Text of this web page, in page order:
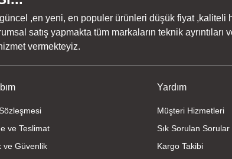
,en yeni, en populer ürünleri düşük fiyat ,kaliteli
satış yapmakta tüm markaların teknik ayrıntıları
vermekteyiz.
ve Teslimat
ve Güvenlik
Yardım
Müşteri Hizmetleri
Sık Sorulan Sorular
Kargo Takibi